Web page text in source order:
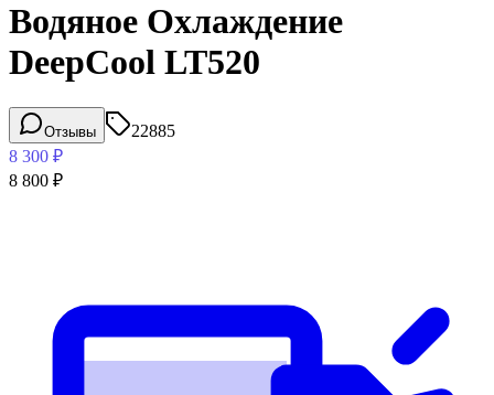
Водяное Охлаждение
DeepCool LT520
Отзывы
22885
8 300 ₽
8 800 ₽